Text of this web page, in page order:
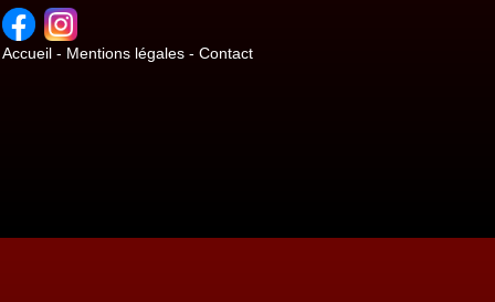
Accueil - Mentions légales - Contact